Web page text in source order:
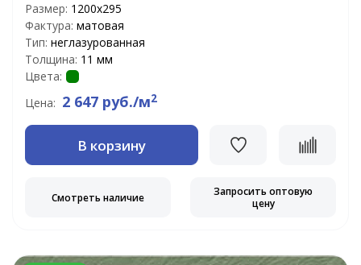
Размер: 1200х295
Фактура: матовая
Тип: неглазурованная
Толщина: 11 мм
Цвета:
Цена: 2 647 руб./м2
В корзину
Смотреть наличие
Запросить оптовую
цену